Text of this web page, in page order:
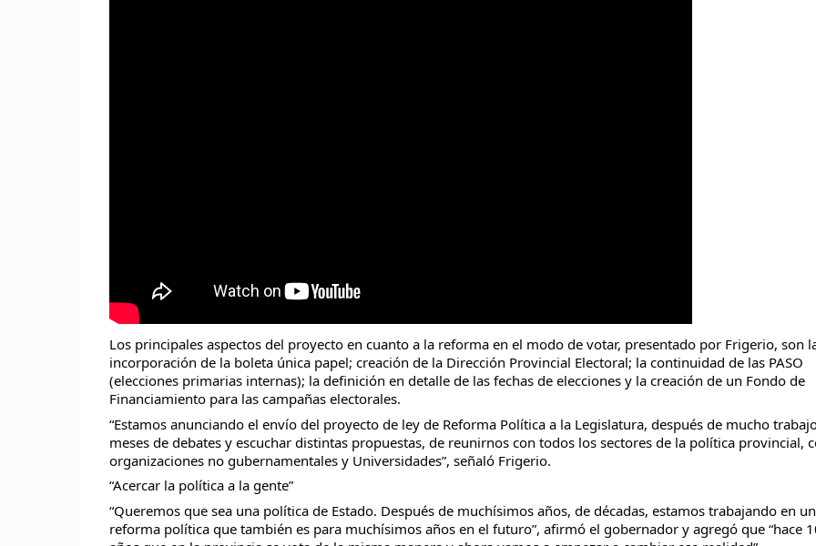
Los principales aspectos del proyecto en cuanto a la reforma en el modo de votar, presentado por Frigerio, son
incorporación de la boleta única papel; creación de la Dirección Provincial Electoral; la continuidad de las PASO
(elecciones primarias internas); la definición en detalle de las fechas de elecciones y la creación de un Fondo de
Financiamiento para las campañas electorales.
“Estamos anunciando el envío del proyecto de ley de Reforma Política a la Legislatura, después de mucho
meses de debates y escuchar distintas propuestas, de reunirnos con todos los sectores de la política provincial,
organizaciones no gubernamentales y Universidades”, señaló Frigerio.
“Acercar la política a la gente”
“Queremos que sea una política de Estado. Después de muchísimos años, de décadas, estamos trabajando en
reforma política que también es para muchísimos años en el futuro”, afirmó el gobernador y agregó que “hace